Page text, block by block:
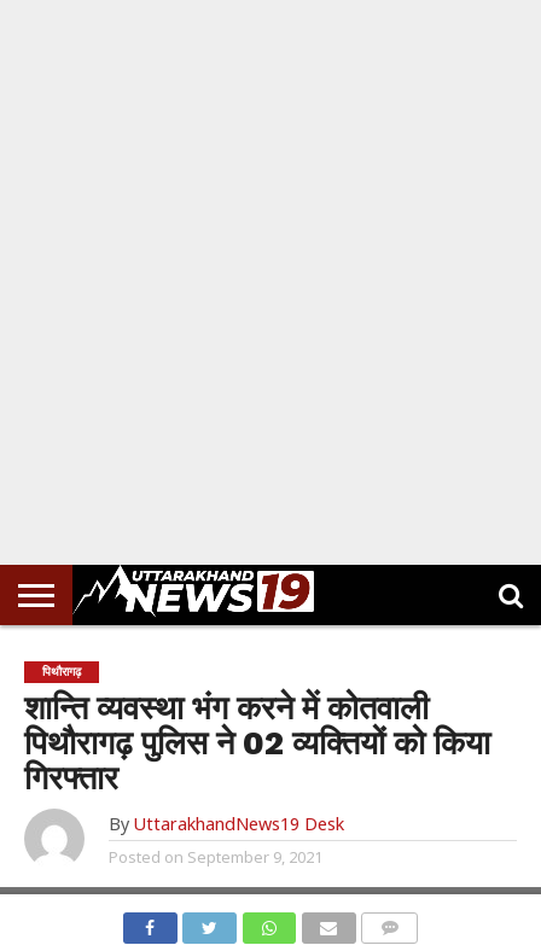
पिथौरागढ़
शान्ति व्यवस्था भंग करने में कोतवाली
पिथौरागढ़ पुलिस ने 02 व्यक्तियों को किया
गिरफ्तार
By UttarakhandNews19 Desk
Posted on September 9, 2021